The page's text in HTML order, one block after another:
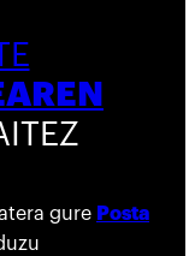
gure Posta